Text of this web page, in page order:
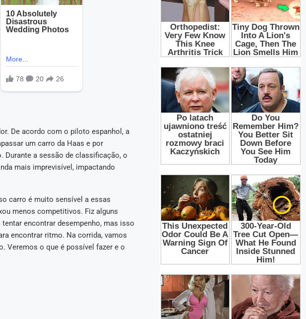
De acordo com o piloto espanhol, a
um carro da Haas e por
Durante a sessão de classificação, o
mais imprevisível, impactando
carro é muito sensível a essas
menos competitivos. Fiz alguns
encontrar desempenho, mas isso
encontrar ritmo. Na corrida, vamos
Veremos o que é possível fazer e o